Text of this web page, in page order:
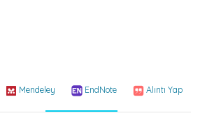
Mendeley EndNote Alıntı Yap